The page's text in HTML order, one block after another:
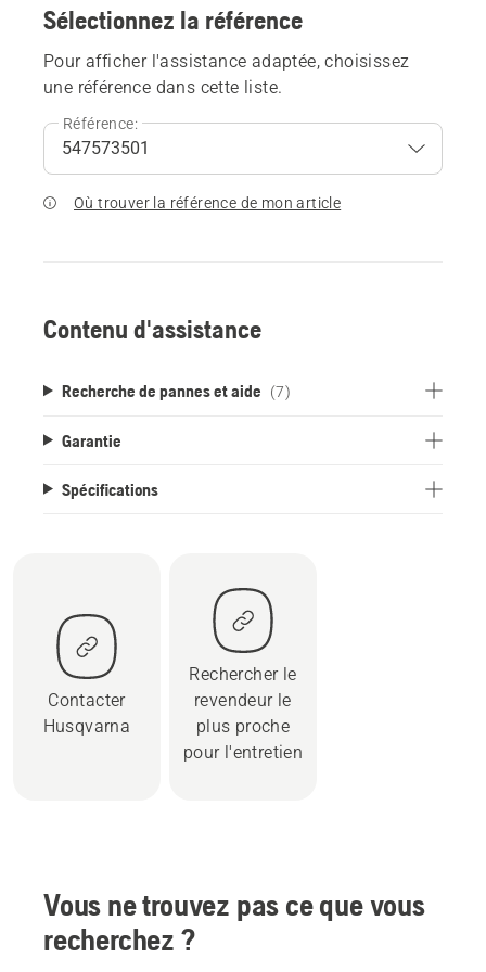
Sélectionnez la référence
Pour afficher l'assistance adaptée, choisissez
une référence dans cette liste.
Référence:
Où trouver la référence de mon article
Contenu d'assistance
Recherche de pannes et aide (7)
Garantie
Spécifications
Contacter
Husqvarna
Rechercher le
revendeur le
plus proche
pour l'entretien
Vous ne trouvez pas ce que vous
recherchez ?